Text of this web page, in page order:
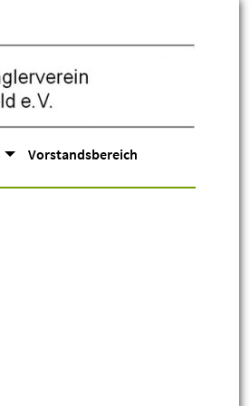
Vorstandsbereich